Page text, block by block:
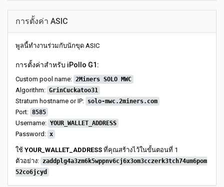
การตั้งค่า ASIC
พูลนี้ทำงานร่วมกับนักขุด ASIC
การตั้งค่าสำหรับ iPollo G1:
Custom pool name: 2Miners SOLO MWC
Algorithm: GrinCuckatoo31
Stratum hostname or IP: solo-mwc.2miners.com
Port: 8585
Username: YOUR_WALLET_ADDRESS
Password: x
ใช้ YOUR_WALLET_ADDRESS ที่คุณสร้างไว้ในขั้นตอนที่ 1
ตัวอย่าง: zaddplg4a3zm6k5wppnv6cj6x3om3cczerk3tch74um6pom
52co6jcyd